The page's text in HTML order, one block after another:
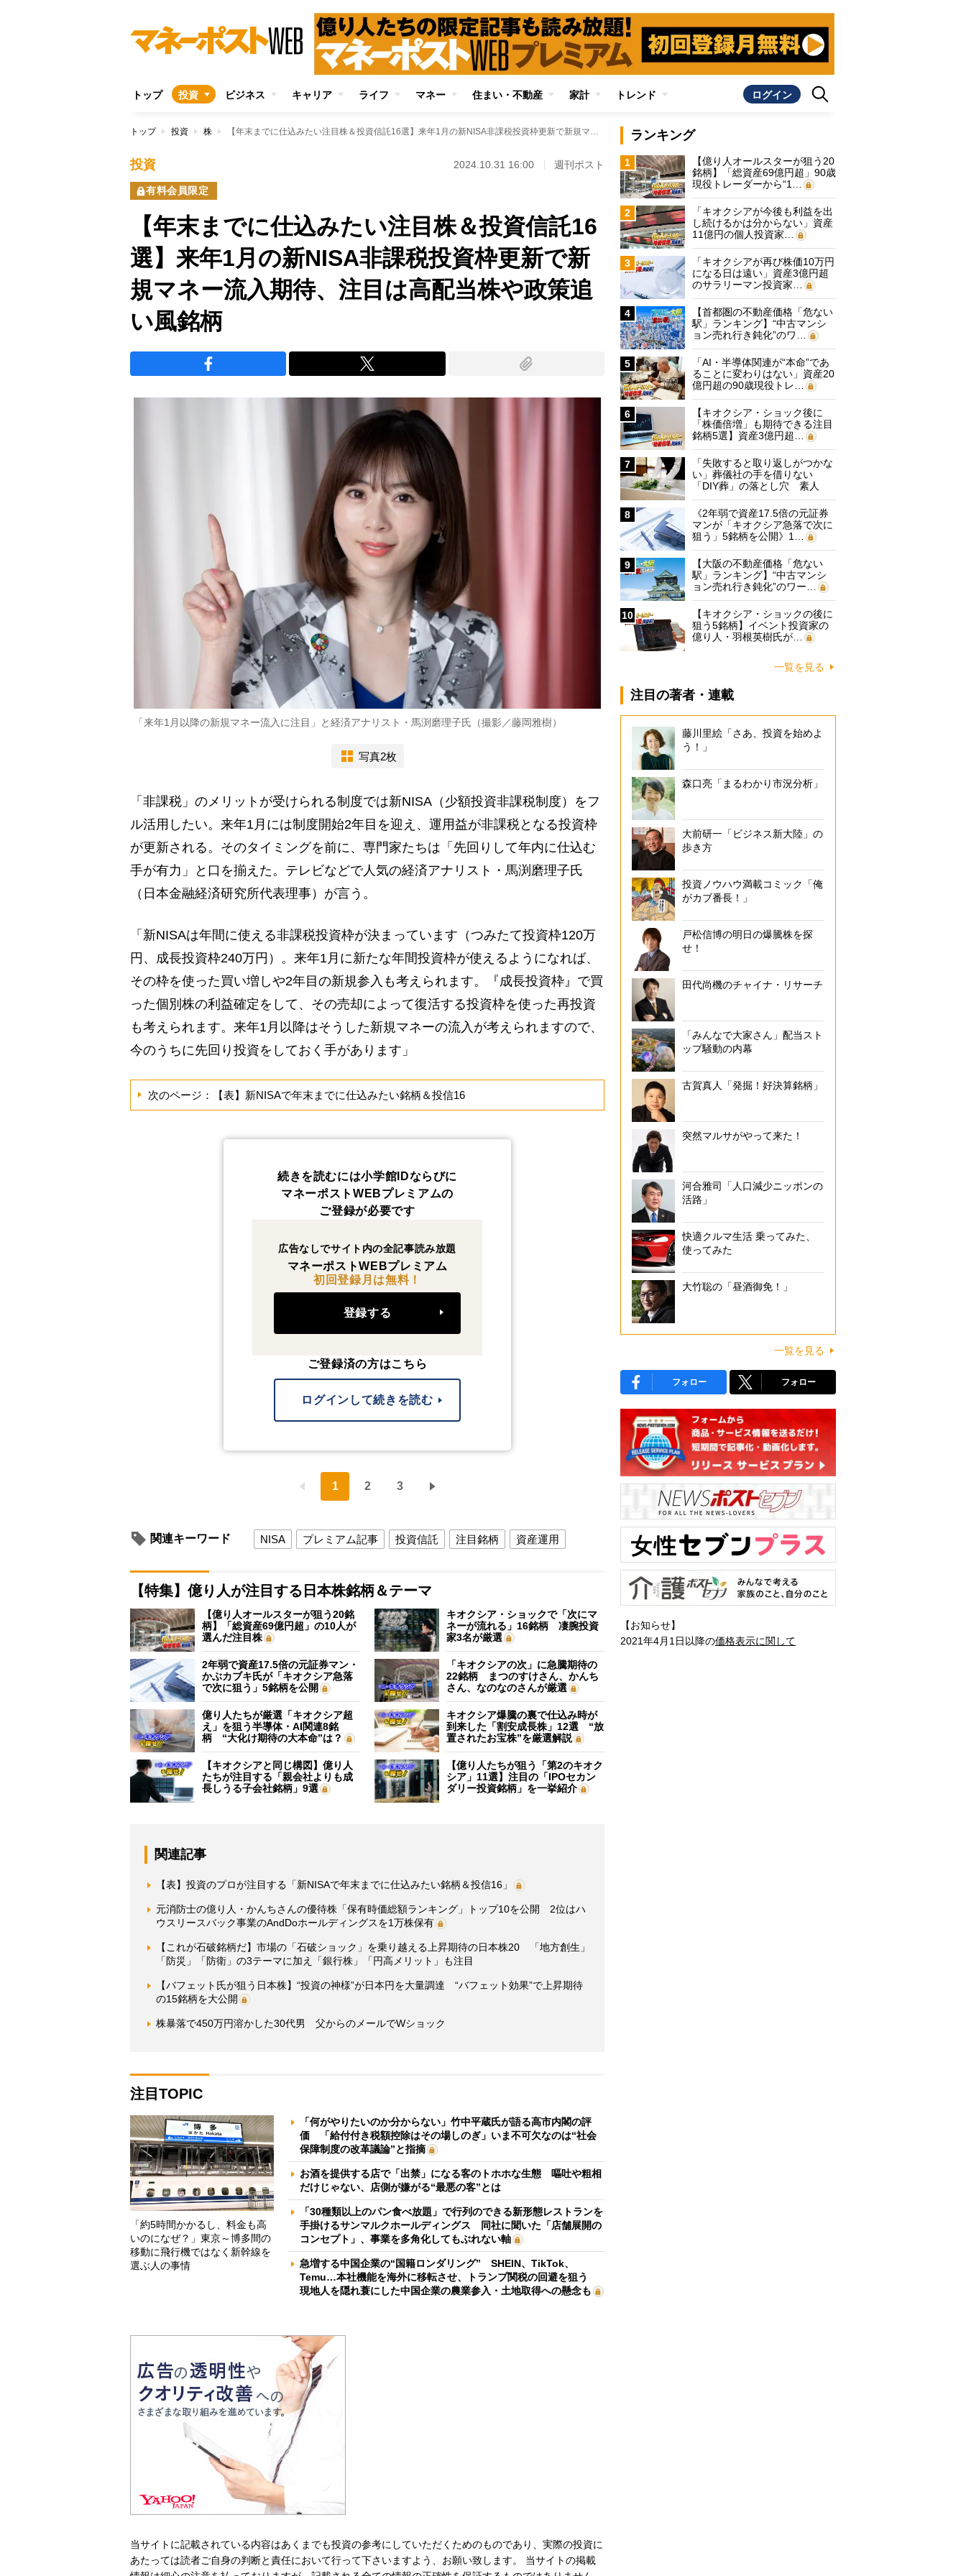
トップ 投資 ビジネス キャリア ライフ マネー 住まい・不動産 家計 トレンド ログイン
トップ 投資 株 【年末までに仕込みたい注目株＆投資信託16選】来年1月の新NISA非課税投資枠更新で新規マネー流入期待、注目は高配当株や政策追い風銘柄
投資 2024.10.31 16:00 週刊ポスト
有料会員限定
【年末までに仕込みたい注目株＆投資信託16
選】来年1月の新NISA非課税投資枠更新で新
規マネー流入期待、注目は高配当株や政策追
い風銘柄
「来年1月以降の新規マネー流入に注目」と経済アナリスト・馬渕磨理子氏（撮影／藤岡雅樹）
写真2枚
「非課税」のメリットが受けられる制度では新NISA（少額投資非課税制度）をフ
ル活用したい。来年1月には制度開始2年目を迎え、運用益が非課税となる投資枠
が更新される。そのタイミングを前に、専門家たちは「先回りして年内に仕込む
手が有力」と口を揃えた。テレビなどで人気の経済アナリスト・馬渕磨理子氏
（日本金融経済研究所代表理事）が言う。
「新NISAは年間に使える非課税投資枠が決まっています（つみたて投資枠120万
円、成長投資枠240万円）。来年1月に新たな年間投資枠が使えるようになれば、
その枠を使った買い増しや2年目の新規参入も考えられます。『成長投資枠』で買
った個別株の利益確定をして、その売却によって復活する投資枠を使った再投資
も考えられます。来年1月以降はそうした新規マネーの流入が考えられますので、
今のうちに先回り投資をしておく手があります」
次のページ：【表】新NISAで年末までに仕込みたい銘柄＆投信16
続きを読むには小学館IDならびに
マネーポストWEBプレミアムの
ご登録が必要です
広告なしでサイト内の全記事読み放題
マネーポストWEBプレミアム
初回登録月は無料！
登録する
ご登録済の方はこちら
ログインして続きを読む
1 2 3
関連キーワード NISA プレミアム記事 投資信託 注目銘柄 資産運用
【特集】億り人が注目する日本株銘柄＆テーマ
【億り人オールスターが狙う20銘
柄】「総資産69億円超」の10人が
選んだ注目株
キオクシア・ショックで「次にマ
ネーが流れる」16銘柄 凄腕投資
家3名が厳選
2年弱で資産17.5倍の元証券マン・
かぶカブキ氏が「キオクシア急落
で次に狙う」5銘柄を公開
「キオクシアの次」に急騰期待の
22銘柄 まつのすけさん、かんち
さん、なのなのさんが厳選
億り人たちが厳選「キオクシア超
え」を狙う半導体・AI関連8銘
柄 “大化け期待の大本命”は？
キオクシア爆騰の裏で仕込み時が
到来した「割安成長株」12選 “放
置されたお宝株”を厳選解説
【キオクシアと同じ構図】億り人
たちが注目する「親会社よりも成
長しうる子会社銘柄」9選
【億り人たちが狙う「第2のキオク
シア」11選】注目の「IPOセカン
ダリー投資銘柄」を一挙紹介
関連記事
【表】投資のプロが注目する「新NISAで年末までに仕込みたい銘柄＆投信16」
元消防士の億り人・かんちさんの優待株「保有時価総額ランキング」トップ10を公開 2位はハ
ウスリースバック事業のAndDoホールディングスを1万株保有
【これが石破銘柄だ】市場の「石破ショック」を乗り越える上昇期待の日本株20 「地方創生」
「防災」「防衛」の3テーマに加え「銀行株」「円高メリット」も注目
【バフェット氏が狙う日本株】“投資の神様”が日本円を大量調達 “バフェット効果”で上昇期待
の15銘柄を大公開
株暴落で450万円溶かした30代男 父からのメールでWショック
注目TOPIC
「約5時間かかるし、料金も高
いのになぜ？」東京～博多間の
移動に飛行機ではなく新幹線を
選ぶ人の事情
「何がやりたいのか分からない」竹中平蔵氏が語る高市内閣の評
価 「給付付き税額控除はその場しのぎ」いま不可欠なのは“社会
保障制度の改革議論”と指摘
お酒を提供する店で「出禁」になる客のトホホな生態 嘔吐や粗相
だけじゃない、店側が嫌がる“最悪の客”とは
「30種類以上のパン食べ放題」で行列のできる新形態レストランを
手掛けるサンマルクホールディングス 同社に聞いた「店舗展開の
コンセプト」、事業を多角化してもぶれない軸
急増する中国企業の“国籍ロンダリング” SHEIN、TikTok、
Temu…本社機能を海外に移転させ、トランプ関税の回避を狙う
現地人を隠れ蓑にした中国企業の農業参入・土地取得への懸念も
当サイトに記載されている内容はあくまでも投資の参考にしていただくためのものであり、実際の投資に
あたっては読者ご自身の判断と責任において行って下さいますよう、お願い致します。 当サイトの掲載
ランキング
1
【億り人オールスターが狙う20
銘柄】「総資産69億円超」90歳
現役トレーダーから“1…
2
「キオクシアが今後も利益を出
し続けるかは分からない」資産
11億円の個人投資家…
3
「キオクシアが再び株価10万円
になる日は遠い」資産3億円超
のサラリーマン投資家…
4
【首都圏の不動産価格「危ない
駅」ランキング】“中古マンシ
ョン売れ行き鈍化”のワ…
5
「AI・半導体関連が“本命”であ
ることに変わりはない」資産20
億円超の90歳現役トレ…
6
【キオクシア・ショック後に
「株価倍増」も期待できる注目
銘柄5選】資産3億円超…
7
「失敗すると取り返しがつかな
い」葬儀社の手を借りない
「DIY葬」の落とし穴 素人
に…
8
《2年弱で資産17.5倍の元証券
マンが「キオクシア急落で次に
狙う」5銘柄を公開》1…
9
【大阪の不動産価格「危ない
駅」ランキング】“中古マンシ
ョン売れ行き鈍化”のワー…
10
【キオクシア・ショックの後に
狙う5銘柄】イベント投資家の
億り人・羽根英樹氏が…
一覧を見る
注目の著者・連載
藤川里絵「さあ、投資を始めよ
う！」
森口亮「まるわかり市況分析」
大前研一「ビジネス新大陸」の
歩き方
投資ノウハウ満載コミック「俺
がカブ番長！」
戸松信博の明日の爆騰株を探
せ！
田代尚機のチャイナ・リサーチ
「みんなで大家さん」配当スト
ップ騒動の内幕
古賀真人「発掘！好決算銘柄」
突然マルサがやって来た！
河合雅司「人口減少ニッポンの
活路」
快適クルマ生活 乗ってみた、
使ってみた
大竹聡の「昼酒御免！」
一覧を見る
フォロー フォロー
【お知らせ】
2021年4月1日以降の価格表示に関して